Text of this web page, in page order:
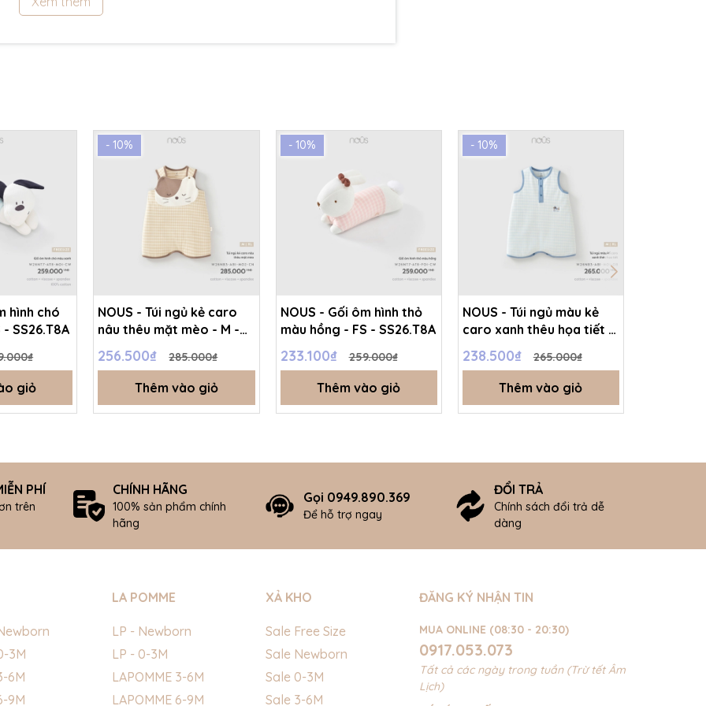
hình chó
SS26.T8A
giỏ
- 10%
NOUS - Túi ngủ kẻ caro
nâu thêu mặt mèo - M -
256.500₫ 285.000₫
Thêm vào giỏ
- 10%
NOUS - Gối ôm hình thỏ
màu hồng - FS - SS26.T8A
233.100₫ 259.000₫
Thêm vào giỏ
- 10%
NOUS - Túi ngủ màu kẻ
caro xanh thêu họa tiết -
238.500₫ 265.000₫
Thêm vào giỏ
PHÍ
trên
CHÍNH HÃNG
100% sản phẩm chính
hãng
Gọi 0949.890.369
Để hỗ trợ ngay
ĐỔI TRẢ
Chính sách đổi trả dễ
dàng
3M
6M
9M
LA POMME
LP - Newborn
LP - 0-3M
LAPOMME 3-6M
LAPOMME 6-9M
XẢ KHO
Sale Free Size
Sale Newborn
Sale 0-3M
Sale 3-6M
ĐĂNG KÝ NHẬN TIN
MUA ONLINE (08:30 - 20:30)
0917.053.073
Tất cả các ngày trong tuần (Trừ tết Âm
Lịch)